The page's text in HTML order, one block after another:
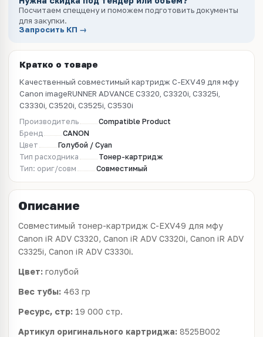
Посчитаем спеццену и поможем подготовить документы
для закупки.
Запросить КП →
Кратко о товаре
Качественный совместимый картридж C-EXV49 для мфу
Canon imageRUNNER ADVANCE C3320, C3320i, C3325i,
C3330i, C3520i, C3525i, C3530i
Производитель
Compatible Product
Бренд
CANON
Цвет
Голубой / Cyan
Тип расходника
Тонер-картридж
Тип: ориг/совм
Совместимый
Описание
Совместимый тонер-картридж C-EXV49 для мфу
Canon iR ADV C3320, Canon iR ADV C3320i, Canon iR ADV
C3325i, Canon iR ADV C3330i.
Цвет: голубой
Вес тубы: 463 гр
Ресурс, стр: 19 000 стр.
Артикул оригинального картриджа: 8525B002